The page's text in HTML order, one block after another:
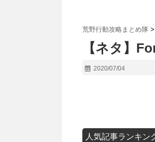
荒野行動攻略まとめ隊 >
【ネタ】
2020/07/04
人気記事ランキン